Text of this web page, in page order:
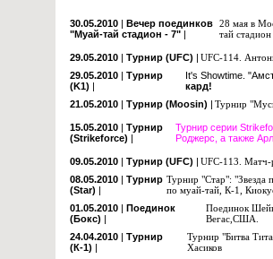
30.05.2010 | Вечер поединков
"Муай-тай стадион - 7" |
28 мая в
тай
29.05.2010 | Турнир (UFC) | UFC-114.
29.05.2010 | Турнир
(K1) |
It's Showtime
кард!
21.05.2010 | Турнир (Moosin) | Турнир
15.05.2010 | Турнир
(Strikeforce) |
Турнир серии
Роджерс, а также
09.05.2010 | Турнир (UFC) | UFC-113.
08.05.2010 | Турнир
(Star) |
Турнир "Стар": "Звезда
по муай-тай, К-1,
01.05.2010 | Поединок
(Бокс) |
Поединок
Вегас,США.
24.04.2010 | Турнир
(К-1) |
Турнир "Битва
Хасиков